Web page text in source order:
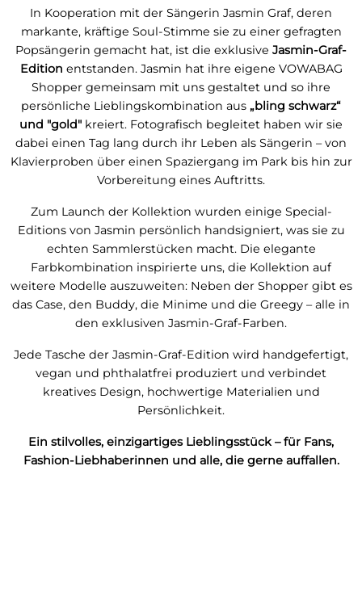
In Kooperation mit der Sängerin Jasmin Graf, deren
markante, kräftige Soul-Stimme sie zu einer gefragten
Popsängerin gemacht hat, ist die exklusive Jasmin-Graf-
Edition entstanden. Jasmin hat ihre eigene VOWABAG
Shopper gemeinsam mit uns gestaltet und so ihre
persönliche Lieblingskombination aus „bling schwarz“
und "gold" kreiert. Fotografisch begleitet haben wir sie
dabei einen Tag lang durch ihr Leben als Sängerin – von
Klavierproben über einen Spaziergang im Park bis hin zur
Vorbereitung eines Auftritts.
Zum Launch der Kollektion wurden einige Special-
Editions von Jasmin persönlich handsigniert, was sie zu
echten Sammlerstücken macht. Die elegante
Farbkombination inspirierte uns, die Kollektion auf
weitere Modelle auszuweiten: Neben der Shopper gibt es
das Case, den Buddy, die Minime und die Greegy – alle in
den exklusiven Jasmin-Graf-Farben.
Jede Tasche der Jasmin-Graf-Edition wird handgefertigt,
vegan und phthalatfrei produziert und verbindet
kreatives Design, hochwertige Materialien und
Persönlichkeit.
Ein stilvolles, einzigartiges Lieblingsstück – für Fans,
Fashion-Liebhaberinnen und alle, die gerne auffallen.